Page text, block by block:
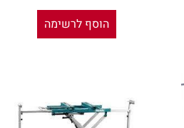
הוסף לרשימה